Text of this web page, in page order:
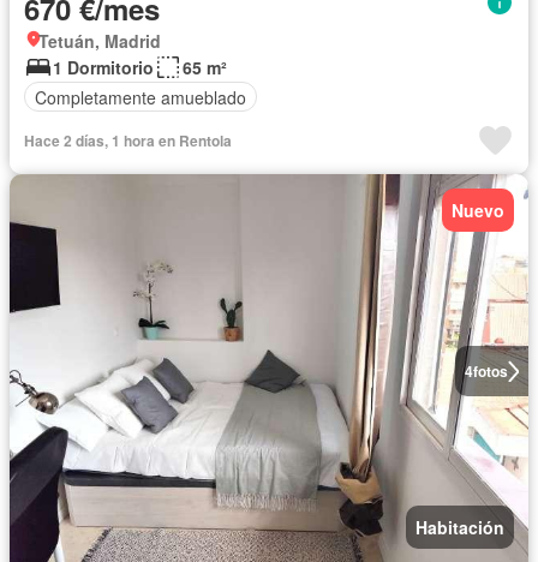
670 €/mes
Tetuán, Madrid
1 Dormitorio
65 m²
Completamente amueblado
Hace 2 días, 1 hora en Rentola
4fotos
Nuevo
Habitación